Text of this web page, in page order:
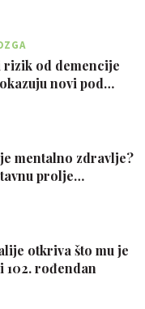
rizik od demencije
novi pod…
mentalno zdravlje?
prolje…
otkriva što mu je
102. rođendan